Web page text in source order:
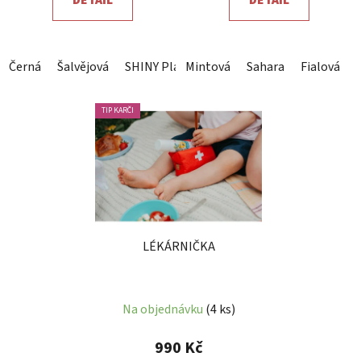
z
Černá Šalvějová SHINY Platina SHINY šedozelená
z
Mintová Sahara Fialová
TIP KARČI
LÉKÁRNIČKA
Na objednávku (4 ks)
990 Kč